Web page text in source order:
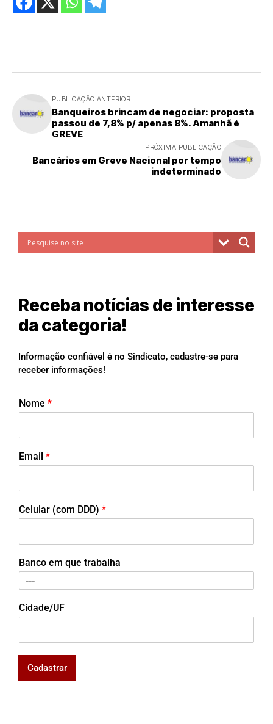
PUBLICAÇÃO ANTERIOR
Banqueiros brincam de negociar: proposta
passou de 7,8% p/ apenas 8%. Amanhã é
GREVE
PRÓXIMA PUBLICAÇÃO
Bancários em Greve Nacional por tempo
indeterminado
Receba notícias de interesse
da categoria!
Informação confiável é no Sindicato, cadastre-se para
receber informações!
Nome *
Email *
Celular (com DDD) *
Banco em que trabalha
Cidade/UF
Cadastrar